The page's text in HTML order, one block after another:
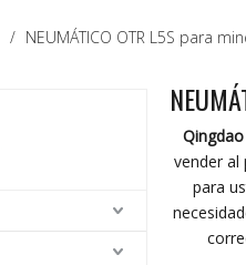
/ NEUMÁTICO OTR L5S para
vender al
para